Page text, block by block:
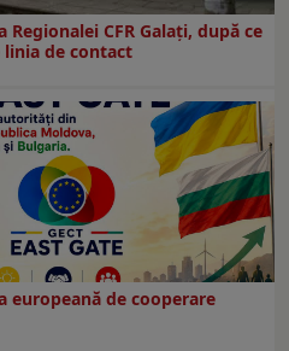
Regionalei CFR Galați, după ce
linia de contact
de cooperare